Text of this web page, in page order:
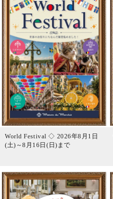
World Festival ◇ 2026年8月1日
(土)～8月16日(日)まで